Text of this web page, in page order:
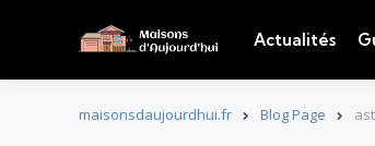
Actualités
maisonsdaujourdhui.fr Blog Page